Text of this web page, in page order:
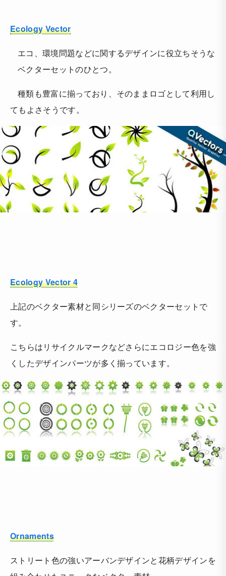
Ecology Vector
エコ、環境問題などに関するデザインに役立ちそうな
ベクターセットのひとつ。
種類も豊富に揃っており、そのままロゴとして利用し
てもよさそうです。
Ecology Vector 4
上記のベクター素材と同シリーズのベクターセットで
す。
こちらはリサイクルマークなどさらにエコロジー色を強
くしたデザインパーツが多く揃っています。
Ornaments
ストリート色の強いアーバンデザインと花柄デザインを